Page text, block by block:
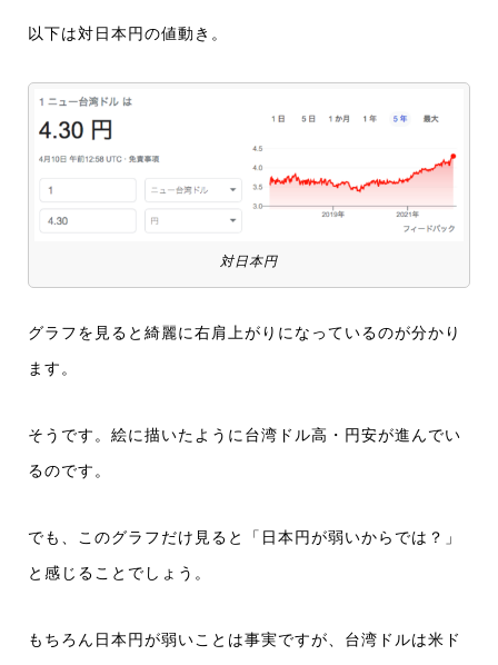
以下は対日本円の値動き。
対日本円
グラフを見ると綺麗に右肩上がりになっているのが分かり
ます。
そうです。絵に描いたように台湾ドル高・円安が進んでい
るのです。
でも、このグラフだけ見ると「日本円が弱いからでは？」
と感じることでしょう。
もちろん日本円が弱いことは事実ですが、台湾ドルは米ド